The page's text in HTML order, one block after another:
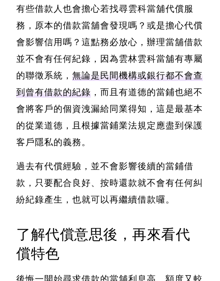
有些借款人也會擔心若找尋雲科當舖代償服
務，原本的借款當舖會發現嗎？ 或是擔心代償
會影響信用嗎？ 這點務必放心，辦理當舖借款
並不會有任何紀錄，因為雲林雲科當舖有專屬
的聯徵系統， 無論是民間機構或銀行都不會查
到曾有借款的紀錄 ，而且有道德的當鋪也絕不
會將客戶的個資洩漏給同業得知，這是最基本
的從業道德，且根據當鋪業法規定應盡到保護
客戶隱私的義務。
過去有代償經驗，並不會影響後續的當鋪借
款，只要配合良好、按時還款就不會有任何糾
紛紀錄產生，也就可以再繼續借款囉。
了解代償意思後，再來看代
償特色